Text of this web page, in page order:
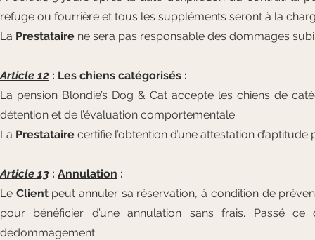
refuge ou fourrière et tous les suppléments seront à la
La Prestataire ne sera pas responsable des dommages
Article 12 : Les chiens catégorisés :
La pension Blondie’s Dog & Cat accepte les chiens de
détention et de l’évaluation comportementale.
La Prestataire certifie l’obtention d’une attestation
Article 13 : Annulation :
Le Clientpeut annuler sa réservation, à condition de
pour bénéficier d’une annulation sans frais. Passé
dédommagement.